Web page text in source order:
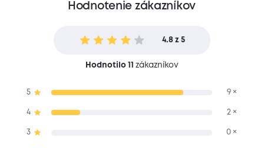
Hodnotenie zákazníkov
4.8 z 5
Hodnotilo 11 zákazníkov
5 9 ×
4 2 ×
3 0 ×